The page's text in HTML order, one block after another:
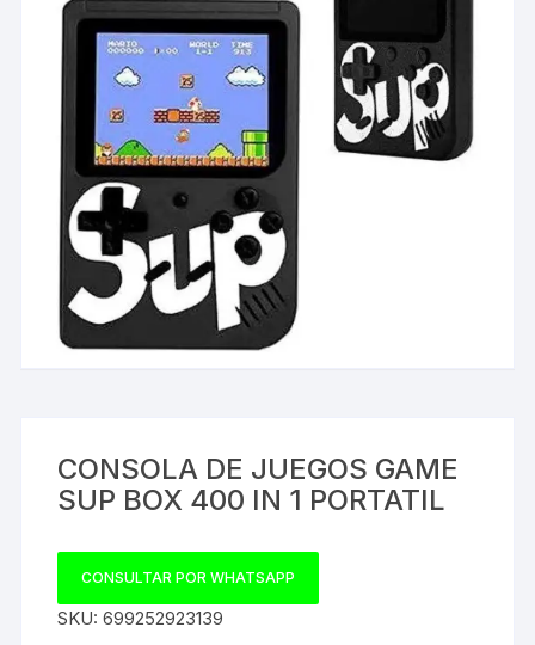
CONSOLA DE JUEGOS GAME
SUP BOX 400 IN 1 PORTATIL
CONSULTAR POR WHATSAPP
SKU:699252923139